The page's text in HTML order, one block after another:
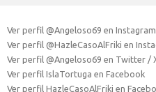
Ver perfil @Angeloso69 en Instagram
Ver perfil @HazleCasoAlFriki en
Ver perfil @Angeloso69 en Twitter /
Ver perfil IslaTortuga en Facebook
Ver perfil HazleCasoAlFriki en